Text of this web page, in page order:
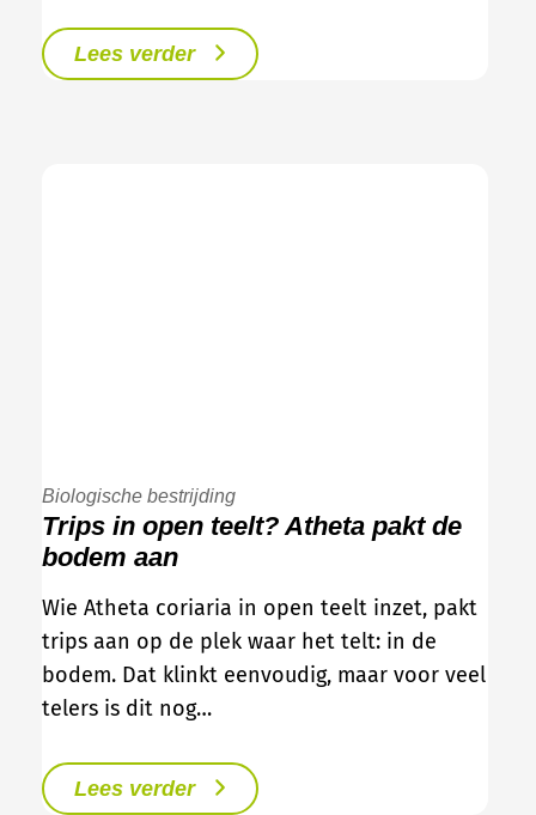
Lees verder
Biologische bestrijding
Trips in open teelt? Atheta pakt de
bodem aan
Wie Atheta coriaria in open teelt inzet, pakt
trips aan op de plek waar het telt: in de
bodem. Dat klinkt eenvoudig, maar voor veel
telers is dit nog…
Lees verder